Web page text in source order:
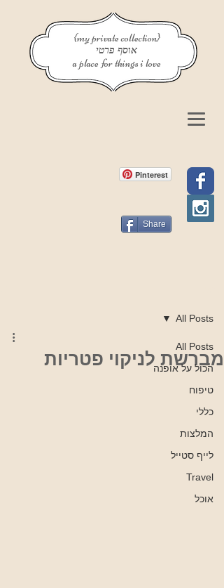
{my private collection}
אוסף פרטי
a place for things i love
Pinterest
Share
All Posts
הכול על אופנה
טיפוח
כללי
המלצות
לייף סטייל
Travel
אוכל
All Posts
מברשת לניקוי פטריות